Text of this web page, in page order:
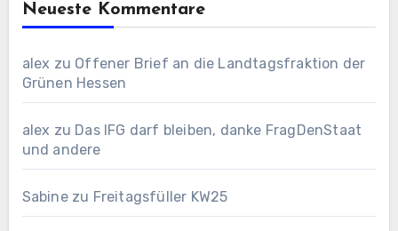
Neueste Kommentare
alex zu Offener Brief an die Landtagsfraktion der
Grünen Hessen
alex zu Das IFG darf bleiben, danke FragDenStaat
und andere
Sabinezu Freitagsfüller KW25